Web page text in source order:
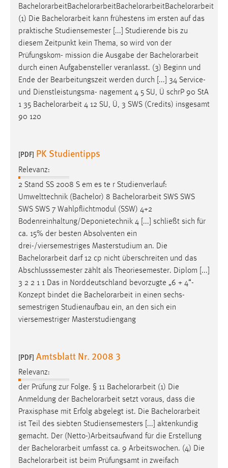
BachelorarbeitBachelorarbeitBachelorarbeitBachelorarbeit
(1) Die Bachelorarbeit kann frühestens im ersten auf das
praktische Studiensemester [...] Studierende bis zu
diesem Zeitpunkt kein Thema, so wird von der
Prüfungskom- mission die Ausgabe der Bachelorarbeit
durch einen Aufgabensteller veranlasst. (3) Beginn und
Ende der Bearbeitungszeit werden durch [...] 34 Service-
und Dienstleistungsma- nagement 4 5 SU, Ü schrP 90 StA
1 35 Bachelorarbeit 4 12 SU, Ü, 3 SWS (Credits) insgesamt
90 120
[PDF] PK Studientipps
Relevanz:
2 Stand SS 2008 S em es te r Studienverlauf:
Umwelttechnik (Bachelor) 8 Bachelorarbeit SWS SWS
SWS SWS 7 Wahlpflichtmodul (SSW) 4+2
Bodenreinhaltung/Deponietechnik 4 [...] schließt sich für
ca. 15% der besten Absolventen ein
drei-/viersemestriges Masterstudium an. Die
Bachelorarbeit darf 12 cp nicht überschreiten und das
Abschlusssemester zählt als Theoriesemester. Diplom [...]
3 2 2 1 1 Das in Norddeutschland bevorzugte „6 + 4“-
Konzept bindet die Bachelorarbeit in einen sechs-
semestrigen Studienaufbau ein, an den sich ein
viersemestriger Masterstudiengang
[PDF] Amtsblatt Nr. 2008 3
Relevanz:
der Prüfung zur Folge. § 11 Bachelorarbeit (1) Die
Anmeldung der Bachelorarbeit setzt voraus, dass die
Praxisphase mit Erfolg abgelegt ist. Die Bachelorarbeit
ist Teil des siebten Studiensemesters [...] aktenkundig
gemacht. Der (Netto-)Arbeitsaufwand für die Erstellung
der Bachelorarbeit umfasst ca. 9 Arbeitswochen. (4) Die
Bachelorarbeit ist beim Prüfungsamt in zweifach